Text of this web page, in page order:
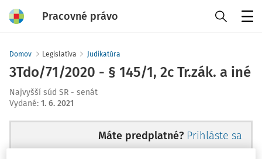
Pracovné právo
Domov Legislatíva Judikatúra
3Tdo/71/2020 - § 145/1, 2c Tr.zák. a iné
Najvyšší súd SR - senát
Vydané: 1. 6. 2021
Máte predplatné? Prihláste sa